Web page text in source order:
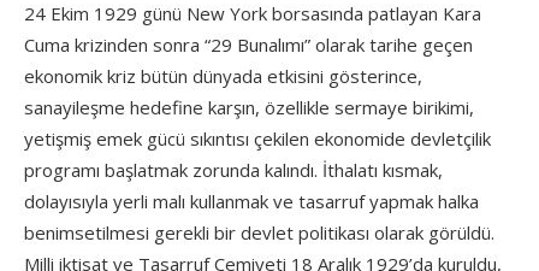
24 Ekim 1929 günü New York borsasında patlayan Kara
Cuma krizinden sonra “29 Bunalımı” olarak tarihe geçen
ekonomik kriz bütün dünyada etkisini gösterince,
sanayileşme hedefine karşın, özellikle sermaye birikimi,
yetişmiş emek gücü sıkıntısı çekilen ekonomide devletçilik
programı başlatmak zorunda kalındı. İthalatı kısmak,
dolayısıyla yerli malı kullanmak ve tasarruf yapmak halka
benimsetilmesi gerekli bir devlet politikası olarak görüldü.
Milli iktisat ve Tasarruf Cemiyeti 18 Aralık 1929’da kuruldu,